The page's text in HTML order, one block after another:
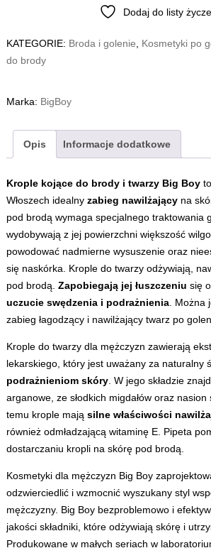
Dodaj do listy
KATEGORIE: Broda i golenie, Kosmetyki po
do brody
Marka: BigBoy
Opis Informacje dodatkowe
Krople kojące do brody i twarzy Big Boyto
Włoszech idealny zabieg nawilżającyna
pod brodą wymaga specjalnego traktowania
wydobywają z jej powierzchni większość
powodować nadmierne wysuszenie oraz
się naskórka. Krople do twarzy odżywiają,
pod brodą. Zapobiegają jej łuszczeniu się
uczucie swędzenia i podrażnienia. Można
zabieg łagodzący i nawilżający twarz po
Krople do twarzy dla mężczyzn zawierają
lekarskiego, który jest uważany za naturalny
podrażnieniom skóry. W jego składzie
arganowe, ze słodkich migdałów oraz nasion
temu krople mają silne właściwości
również odmładzającą witaminę E. Pipeta
dostarczaniu kropli na skórę pod brodą.
Kosmetyki dla mężczyzn Big Boy
odzwierciedlić i wzmocnić wyszukany styl
mężczyzny. Big Boy bezproblemowo i
jakości składniki, które odżywiają skórę i
Produkowane w małych seriach w